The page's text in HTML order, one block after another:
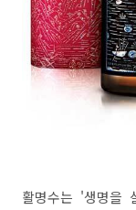
활명수는 '생명을